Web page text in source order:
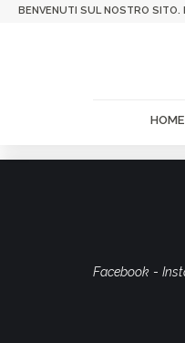
BENVENUTI SUL NOSTRO SITO.
HOME
Facebook -